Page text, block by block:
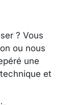
? Vous
ou nous
une
et